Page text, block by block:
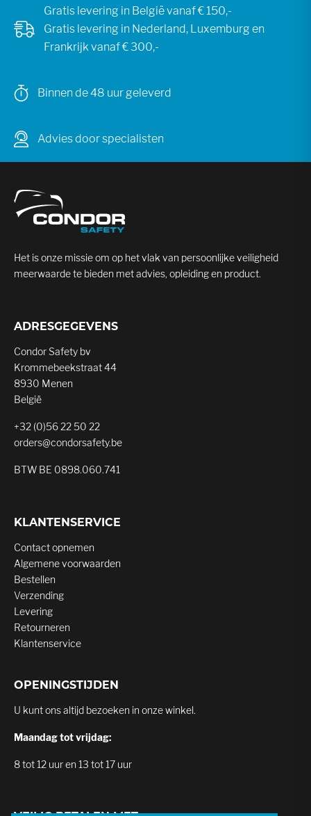
Gratis levering in België vanaf € 150,-
Gratis levering in Nederland, Luxemburg en
Frankrijk vanaf € 300,-
Binnen de 48 uur geleverd
Advies door specialisten
Het is onze missie om op het vlak van persoonlijke veiligheid
meerwaarde te bieden met advies, opleiding en product.
ADRESGEGEVENS
Condor Safety bv
Krommebeekstraat 44
8930 Menen
België
+32 (0)56 22 50 22
orders@condorsafety.be
BTW BE 0898.060.741
KLANTENSERVICE
Contact opnemen
Algemene voorwaarden
Bestellen
Verzending
Levering
Retourneren
Klantenservice
OPENINGSTIJDEN
U kunt ons altijd bezoeken in onze winkel.
Maandag tot vrijdag:
8 tot 12 uur en 13 tot 17 uur